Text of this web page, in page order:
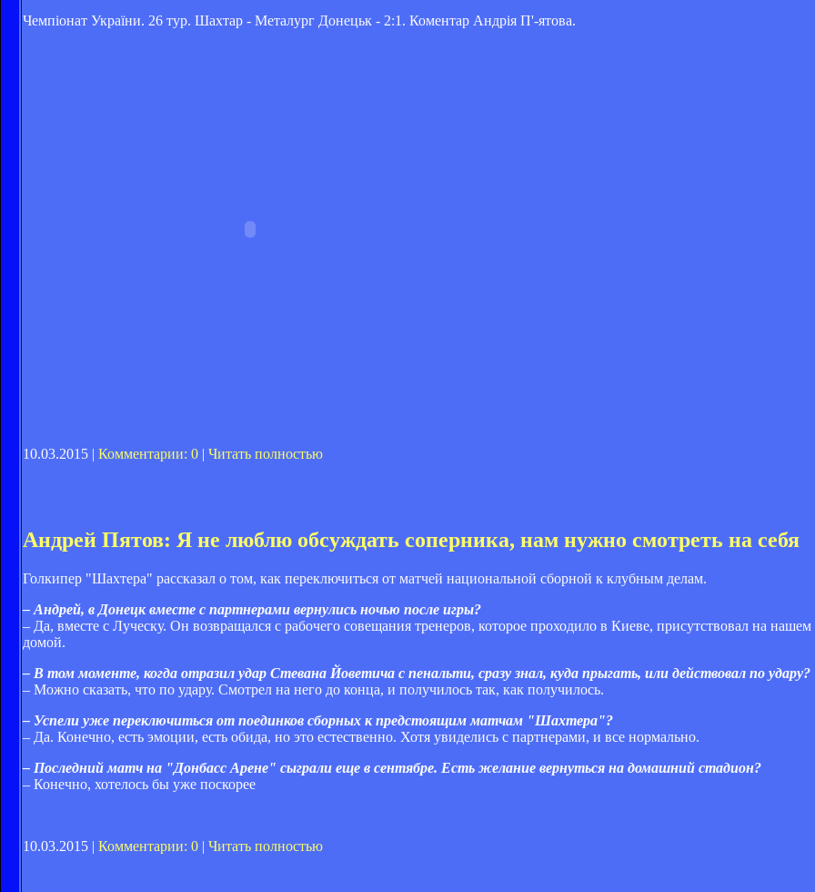
Чемпіонат України. 26 тур. Шахтар - Металург Донецьк - 2:1. Коментар Андрія П'-ятова.
10.03.2015 | Комментарии: 0 | Читать полностью
Андрей Пятов: Я не люблю обсуждать соперника, нам нужно смотреть на себя
Голкипер "Шахтера" рассказал о том, как переключиться от матчей национальной сборной к клубным делам.
– Андрей, в Донецк вместе с партнерами вернулись ночью после игры?
– Да, вместе с Луческу. Он возвращался с рабочего совещания тренеров, которое проходило в Киеве, присутствовал на
домой.
– В том моменте, когда отразил удар Стевана Йоветича с пенальти, сразу знал, куда прыгать, или действовал по удару?
– Можно сказать, что по удару. Смотрел на него до конца, и получилось так, как получилось.
– Успели уже переключиться от поединков сборных к предстоящим матчам "Шахтера"?
– Да. Конечно, есть эмоции, есть обида, но это естественно. Хотя увиделись с партнерами, и все нормально.
– Последний матч на "Донбасс Арене" сыграли еще в сентябре. Есть желание вернуться на домашний стадион?
– Конечно, хотелось бы уже поскорее
10.03.2015 | Комментарии: 0 | Читать полностью